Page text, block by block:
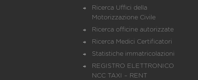
Ricerca Uffici della
Motorizzazione Civile
Ricerca officine autorizzate
Ricerca Medici Certificatori
Statistiche immatricolazioni
REGISTRO ELETTRONICO
NCC TAXI – RENT